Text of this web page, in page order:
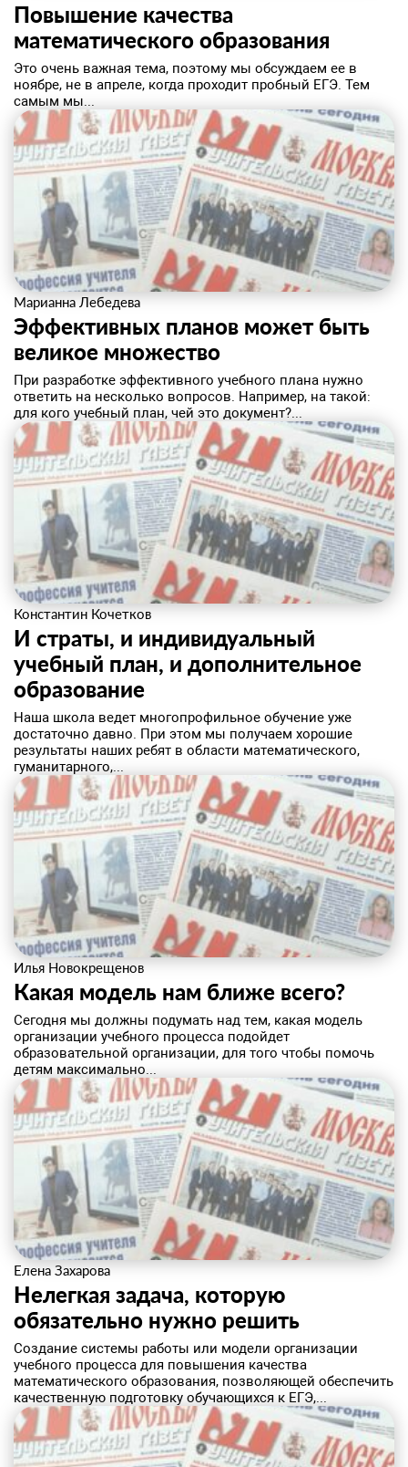
Повышение качества
математического образования
​Это очень важная тема, поэтому мы обсуждаем ее в
ноябре, не в апреле, когда проходит пробный ЕГЭ. Тем
самым мы...
Марианна Лебедева
Эффективных планов может быть
великое множество
При разработке эффективного учебного плана нужно
ответить на несколько вопросов. Например, на такой:
для кого учебный план, чей это документ?...
Константин Кочетков
И страты, и индивидуальный
учебный план, и дополнительное
образование
​Наша школа ведет многопрофильное обучение уже
достаточно давно. При этом мы получаем хорошие
результаты наших ребят в области математического,
гуманитарного,...
Илья Новокрещенов
Какая модель нам ближе всего?
​Сегодня мы должны подумать над тем, какая модель
организации учебного процесса подойдет
образовательной организации, для того чтобы помочь
детям максимально...
Елена Захарова
Нелегкая задача, которую
обязательно нужно решить
Создание системы работы или модели организации
учебного процесса для повышения качества
математического образования, позволяющей обеспечить
качественную подготовку обучающихся к ЕГЭ,...